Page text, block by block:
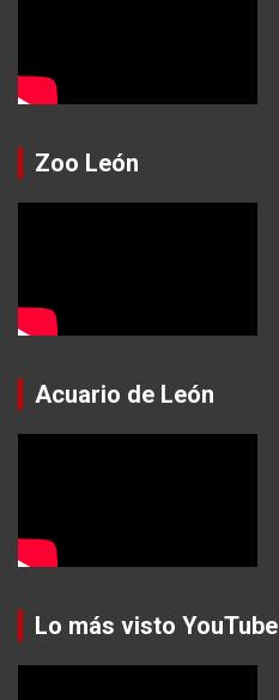
Zoo León
Acuario de León
Lo más visto YouTube